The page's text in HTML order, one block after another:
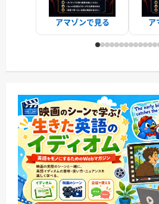
アマゾンで見る ア